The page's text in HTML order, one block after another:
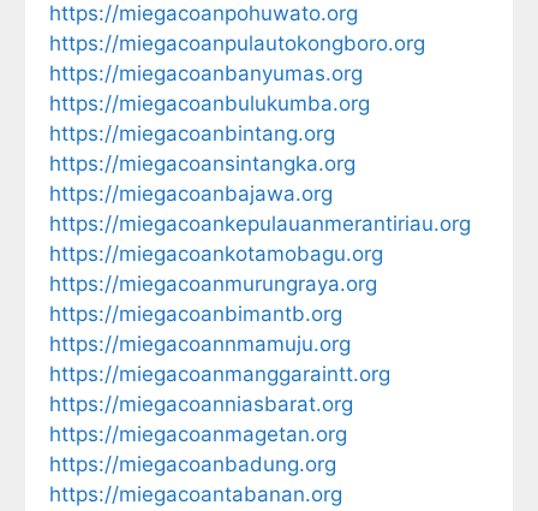
https://miegacoanpohuwato.org
https://miegacoanpulautokongboro.org
https://miegacoanbanyumas.org
https://miegacoanbulukumba.org
https://miegacoanbintang.org
https://miegacoansintangka.org
https://miegacoanbajawa.org
https://miegacoankepulauanmerantiriau.org
https://miegacoankotamobagu.org
https://miegacoanmurungraya.org
https://miegacoanbimantb.org
https://miegacoannmamuju.org
https://miegacoanmanggaraintt.org
https://miegacoanniasbarat.org
https://miegacoanmagetan.org
https://miegacoanbadung.org
https://miegacoantabanan.org